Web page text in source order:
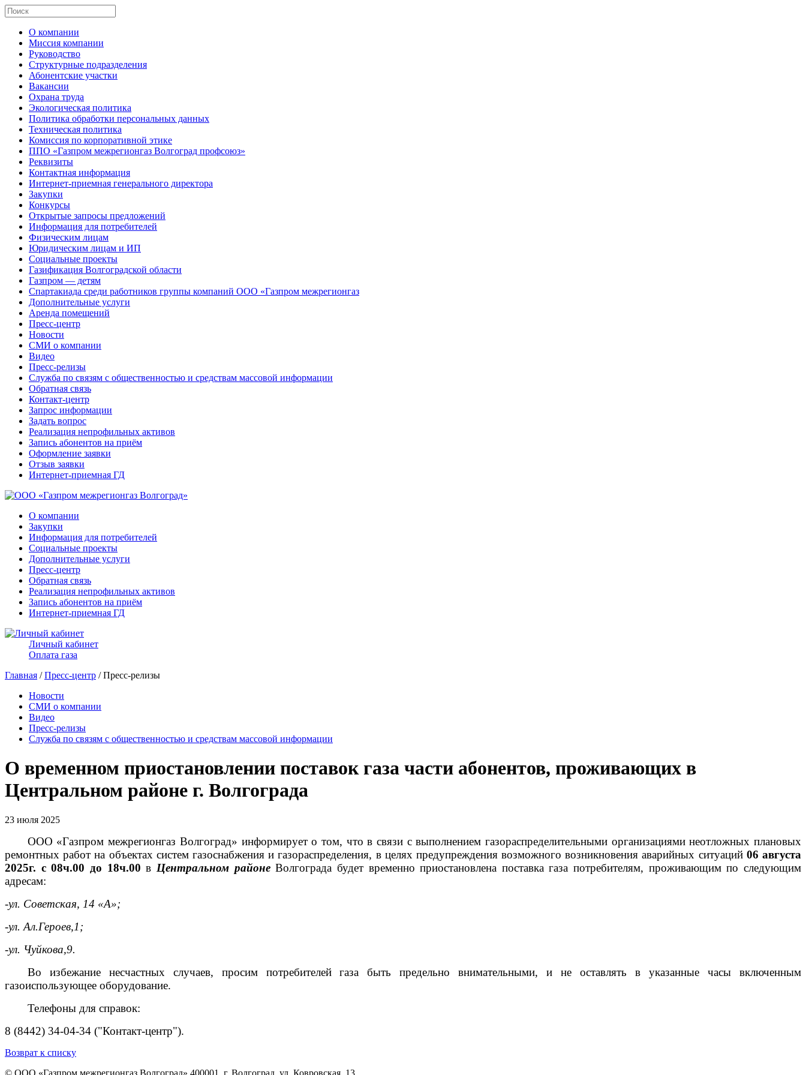
О компании
Миссия компании
Руководство
Структурные подразделения
Абонентские участки
Вакансии
Охрана труда
Экологическая политика
Политика обработки персональных данных
Техническая политика
Комиссия по корпоративной этике
ППО «Газпром межрегионгаз Волгоград профсоюз»
Реквизиты
Контактная информация
Интернет-приемная генерального директора
Закупки
Конкурсы
Открытые запросы предложений
Информация для потребителей
Физическим лицам
Юридическим лицам и ИП
Социальные проекты
Газификация Волгоградской области
Газпром — детям
Спартакиада среди работников группы компаний ООО «Газпром межрегионгаз
Дополнительные услуги
Аренда помещений
Пресс-центр
Новости
СМИ о компании
Видео
Пресс-релизы
Служба по связям с общественностью и средствам массовой информации
Обратная связь
Контакт-центр
Запрос информации
Задать вопрос
Реализация непрофильных активов
Запись абонентов на приём
Оформление заявки
Отзыв заявки
Интернет-приемная ГД
О компании
Закупки
Информация для потребителей
Социальные проекты
Дополнительные услуги
Пресс-центр
Обратная связь
Реализация непрофильных активов
Запись абонентов на приём
Интернет-приемная ГД
Личный кабинет
Оплата газа
Главная /Пресс-центр / Пресс-релизы
Новости
СМИ о компании
Видео
Пресс-релизы
Служба по связям с общественностью и средствам массовой информации
О временном приостановлении поставок газа части абонентов, проживающих в
Центральном районе г. Волгограда
23 июля 2025
ООО «Газпром межрегионгаз Волгоград» информирует о том, что в связи с выполнением газораспределительными организациями неотложных плановых
ремонтных работ на объектах систем газоснабжения и газораспределения, в целях предупреждения возможного возникновения аварийных ситуаций 06 августа
2025г. с08ч.00 до 18ч.00 в Центральном районеВолгограда будет временно приостановлена поставка газа потребителям, проживающим по следующим
адресам:
-ул. Советская, 14 «А»;
-ул. Ал.Героев,1;
-ул. Чуйкова,9.
Во избежание несчастных случаев, просим потребителей газа быть предельно внимательными, и не оставлять в указанные часы включенным
газоиспользующее оборудование.
Телефоны для справок:
8 (8442) 34-04-34 ("Контакт-центр").
Возврат к списку
© ООО «Газпром межрегионгаз Волгоград» 400001, г. Волгоград, ул. Ковровская, 13